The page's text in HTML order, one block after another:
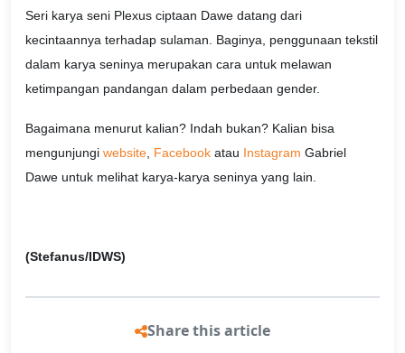
Seri karya seni Plexus ciptaan Dawe datang dari
kecintaannya terhadap sulaman. Baginya, penggunaan tekstil
dalam karya seninya merupakan cara untuk melawan
ketimpangan pandangan dalam perbedaan gender.
Bagaimana menurut kalian? Indah bukan? Kalian bisa
mengunjungi website Facebook atau Instagram Gabriel
Dawe untuk melihat karya-karya seninya yang lain.
(Stefanus/IDWS)
Share this article